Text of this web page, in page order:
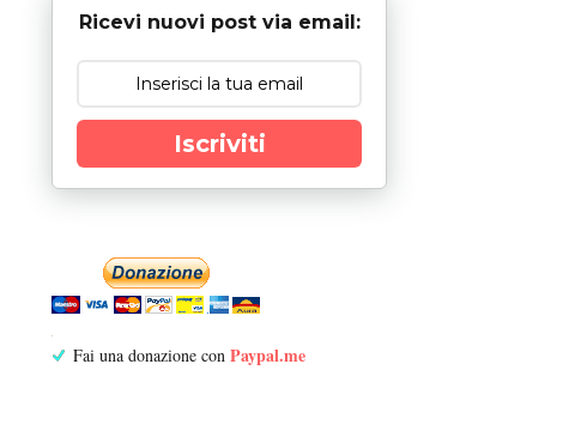
Ricevi nuovi post via email:
Iscriviti
Fai una donazione con Paypal.me